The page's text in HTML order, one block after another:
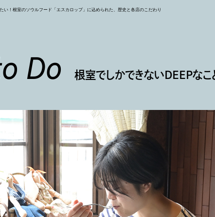
い！根室のソウルフード「エスカロップ」に込められた、歴史と各店のこだわり
Do 根室でしかできないDEEPなこ